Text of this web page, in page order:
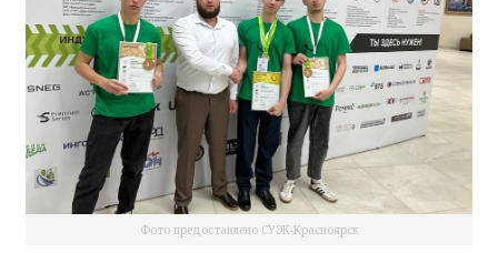
Фото предоставлено СУЭК-Красноярск